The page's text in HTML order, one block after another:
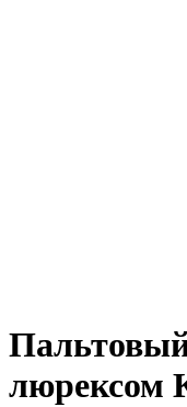
люрексом